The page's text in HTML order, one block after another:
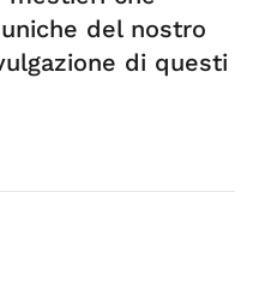
del nostro
di questi